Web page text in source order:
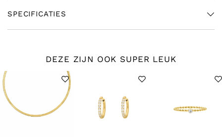
SPECIFICATIES
DEZE ZIJN OOK SUPER LEUK